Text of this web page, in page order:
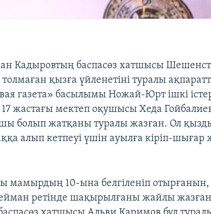
Кадыровтың баспасөз хатшысы
қызға үйленетіні туралы
газета» басылымы Ножай-Юрт ішкі
17 жастағы мектеп оқушысы Хеда
болып жатқаны туралы жазған. Ол
алып кетпеуі үшін ауылға кіріп-шығар
мамырдың 10-ына белгіленіп отырғанын,
ретінде шақырылғаны жайлы